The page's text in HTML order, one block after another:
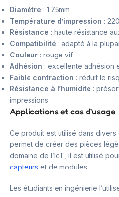
Diamètre : 1.75mm
Température d’impression :
Résistance : haute résistance
Compatibilité : adapté à la
Couleur : rouge vif
Adhésion : excellente adhésion
Faible contraction : réduit le
Résistance à l’humidité :
impressions
Applications et cas d’usage
Ce produit est utilisé dans divers
permet de créer des pièces
domaine de l’IoT, il est utilisé
capteurs et de modules.
Les étudiants en ingénierie